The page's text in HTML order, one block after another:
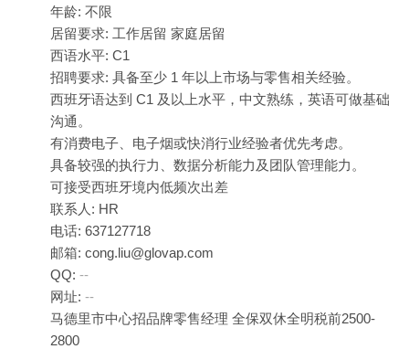
年龄: 不限
居留要求: 工作居留 家庭居留
西语水平: C1
招聘要求: 具备至少 1 年以上市场与零售相关经验。
西班牙语达到 C1 及以上水平，中文熟练，英语可做基础
沟通。
有消费电子、电子烟或快消行业经验者优先考虑。
具备较强的执行力、数据分析能力及团队管理能力。
可接受西班牙境内低频次出差
联系人: HR
电话: 637127718
邮箱: cong.liu@glovap.com
QQ: --
网址: --
马德里市中心招品牌零售经理 全保双休全明税前2500-
2800